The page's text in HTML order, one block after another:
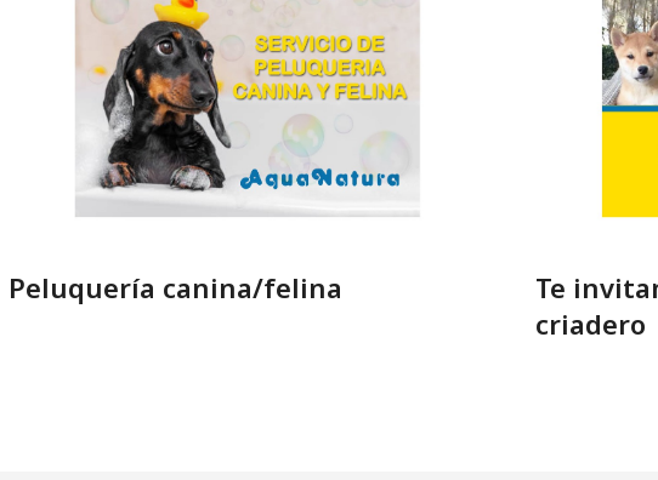
Peluquería canina/felina
Te
criadero